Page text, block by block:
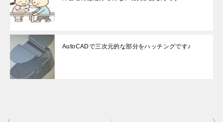
AutoCADで三次元的な部分をハッチングです♪